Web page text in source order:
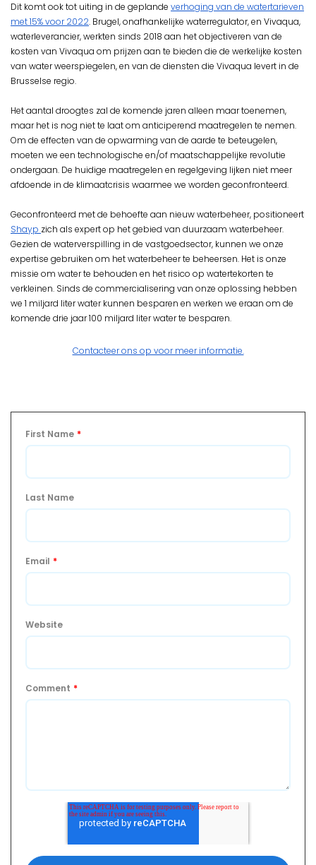
Dit komt ook tot uiting in de geplande verhoging van de watertarieven
met 15% voor 2022. Brugel, onafhankelijke waterregulator, en Vivaqua,
waterleverancier, werkten sinds 2018 aan het objectiveren van de
kosten van Vivaqua om prijzen aan te bieden die de werkelijke kosten
van water weerspiegelen, en van de diensten die Vivaqua levert in de
Brusselse regio.
Het aantal droogtes zal de komende jaren alleen maar toenemen,
maar het is nog niet te laat om anticiperend maatregelen te nemen.
Om de effecten van de opwarming van de aarde te beteugelen,
moeten we een technologische en/of maatschappelijke revolutie
ondergaan. De huidige maatregelen en regelgeving lijken niet meer
afdoende in de klimaatcrisis waarmee we worden geconfronteerd.
Geconfronteerd met de behoefte aan nieuw waterbeheer, positioneert
Shayp zich als expert op het gebied van duurzaam waterbeheer.
Gezien de waterverspilling in de vastgoedsector, kunnen we onze
expertise gebruiken om het waterbeheer te beheersen. Het is onze
missie om water te behouden en het risico op watertekorten te
verkleinen. Sinds de commercialisering van onze oplossing hebben
we 1 miljard liter water kunnen besparen en werken we eraan om de
komende drie jaar 100 miljard liter water te besparen.
Contacteer ons op voor meer informatie.
First Name *
Last Name
Email *
Website
Comment *